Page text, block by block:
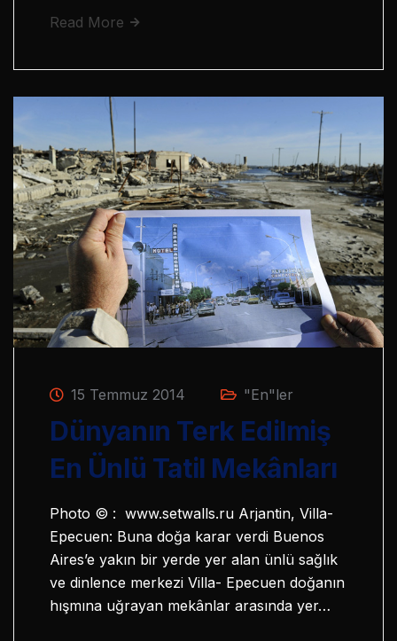
Read More
15 Temmuz 2014 "En"ler
Dünyanın Terk Edilmiş
En Ünlü Tatil Mekânları
Photo © : www.setwalls.ru Arjantin, Villa-
Epecuen: Buna doğa karar verdi Buenos
Aires’e yakın bir yerde yer alan ünlü sağlık
ve dinlence merkezi Villa- Epecuen doğanın
hışmına uğrayan mekânlar arasında yer…